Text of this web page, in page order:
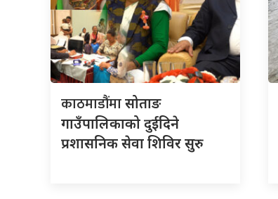
काठमाडौंमासोताङ
गाउँपालिकाको दुईदिने
प्रशासनिक सेवा शिविर सुरु